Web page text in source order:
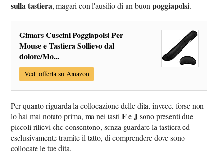
sulla tastiera, magari con l'ausilio di un buonpoggiapolsi.
Gimars Cuscini Poggiapolsi Per
Mouse e Tastiera Sollievo dal
dolore/Mo...
Vedi offerta su Amazon
Per quanto riguarda la collocazione delle dita, invece, forse non
lo hai mai notato prima, ma nei tastiFeJsono presenti due
piccoli rilievi che consentono, senza guardare la tastiera ed
esclusivamente tramite il tatto, di comprendere dove sono
collocate le tue dita.